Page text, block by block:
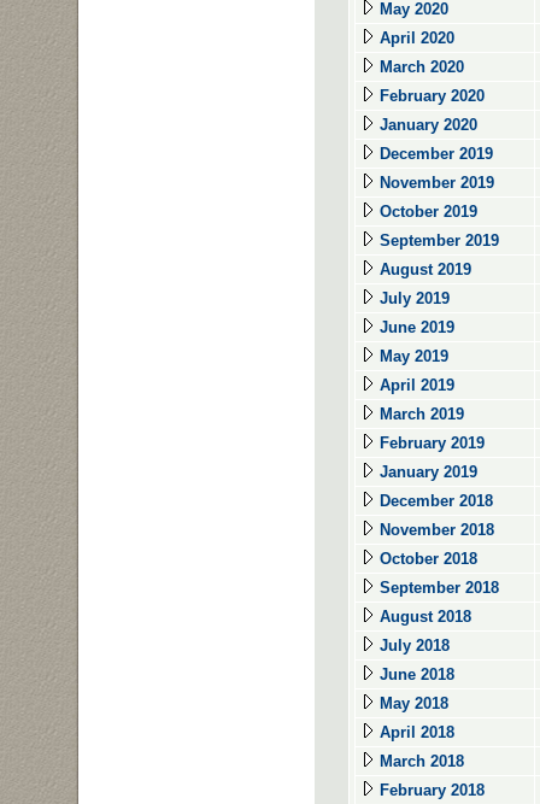
May 2020
April 2020
March 2020
February 2020
January 2020
December 2019
November 2019
October 2019
September 2019
August 2019
July 2019
June 2019
May 2019
April 2019
March 2019
February 2019
January 2019
December 2018
November 2018
October 2018
September 2018
August 2018
July 2018
June 2018
May 2018
April 2018
March 2018
February 2018